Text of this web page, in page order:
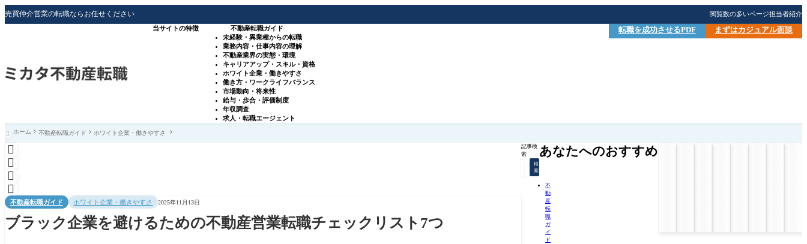
売買仲介営業の転職ならお任せください 閲覧数の多いページ担当者紹介
当サイトの特徴
不動産転職ガイド
未経験・異業種からの転職
業務内容・仕事内容の理解
不動産業界の実態・環境
キャリアアップ・スキル・資格
ホワイト企業・働きやすさ
働き方・ワークライフバランス
市場動向・将来性
給与・歩合・評価制度
年収調査
求人・転職エージェント
転職を成功させるPDF まずはカジュアル面談
 ホーム 不動産転職ガイド ホワイト企業・働きやすさ




不動産転職ガイド ホワイト企業・働きやすさ 2025年11月13日
ブラック企業を避けるための不動産営業転職チェックリスト7つ
記事検
索
検
索
不
動
産
転
職
ガ
イ
ド
あなたへのおすすめ